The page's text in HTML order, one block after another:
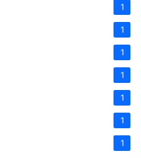
1
1
1
1
1
1
1